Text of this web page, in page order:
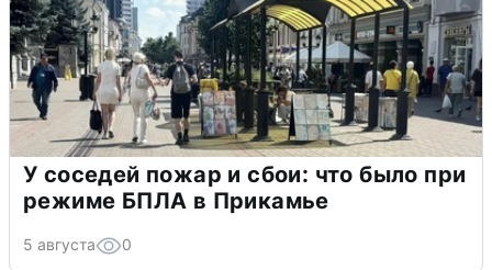
У соседей пожар и сбои: что было при
режиме БПЛА в Прикамье
5 августа 0